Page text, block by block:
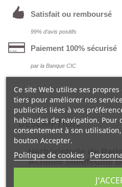
Satisfait ou remboursé
99% d‘avis positifs
Paiement 100% sécurisé
par la Banque CIC
DESCRIPTION
Herboristerie de
Achillée Millefeuille
vasculaire dans son
Ce site Web utilise ses propres
tiers pour améliorer nos
publicités liées à vos
habitudes de navigation. Pour
consentement à son
bouton Accepter.
Politique de cookies